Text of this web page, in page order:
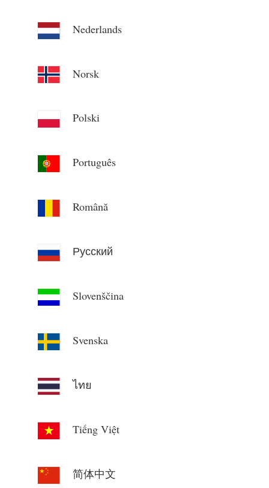
Nederlands
Norsk
Polski
Português
Română
Русский
Slovenščina
Svenska
ไทย
Tiếng Việt
简体中文